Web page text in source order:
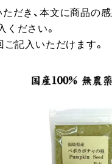
だき、本文に商品の
ださい。
記入いただけます。